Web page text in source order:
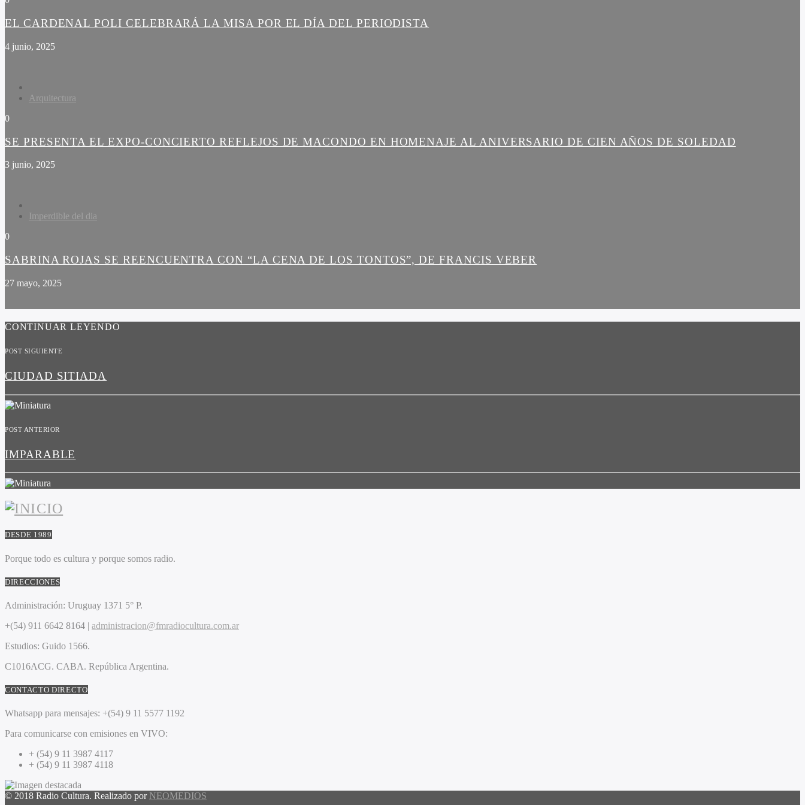
EL CARDENAL POLI CELEBRARÁ LA MISA POR EL DÍA DEL PERIODISTA
4 junio, 2025
Arquitectura
0
SE PRESENTA EL EXPO-CONCIERTO REFLEJOS DE MACONDO EN HOMENAJE AL ANIVERSARIO DE CIEN AÑOS DE SOLEDAD
3 junio, 2025
Imperdible del dia
0
SABRINA ROJAS SE REENCUENTRA CON “LA CENA DE LOS TONTOS”, DE FRANCIS VEBER
27 mayo, 2025
CONTINUAR LEYENDO
POST SIGUIENTE
CIUDAD SITIADA
POST ANTERIOR
IMPARABLE
DESDE 1989
Porque todo es cultura y porque somos radio.
DIRECCIONES
Administración: Uruguay 1371 5° P.
+(54) 911 6642 8164 | administracion@fmradiocultura.com.ar
Estudios: Guido 1566.
C1016ACG. CABA. República Argentina.
CONTACTO DIRECTO
Whatsapp para mensajes: +(54) 9 11 5577 1192
Para comunicarse con emisiones en VIVO:
+ (54) 9 11 3987 4117
+ (54) 9 11 3987 4118
© 2018 Radio Cultura. Realizado por NEOMEDIOS